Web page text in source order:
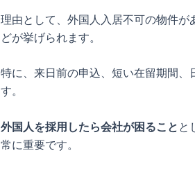
理由として、外国人入居不可の物件
どが挙げられます。
特に、来日前の申込、短い在留期間
す。
外国人を採用したら会社が困ること と
常に重要です。